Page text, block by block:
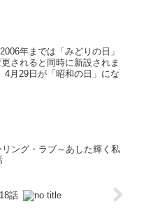
年までは「みどりの日」
されると同時に新設されま
4月29日が「昭和の日」にな
ング・ラブ～あした輝く私
話